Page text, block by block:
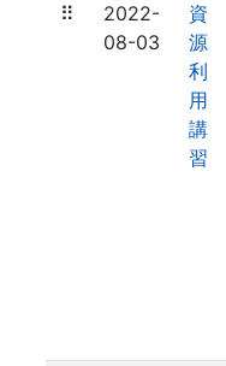
⠿
2022-
08-03
資
源
利
用
講
習